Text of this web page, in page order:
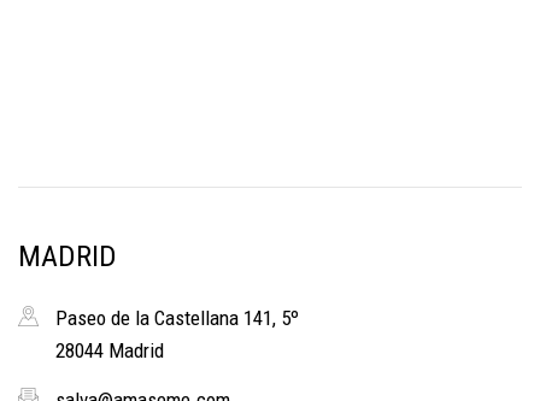
MADRID
Paseo de la Castellana 141, 5º
28044 Madrid